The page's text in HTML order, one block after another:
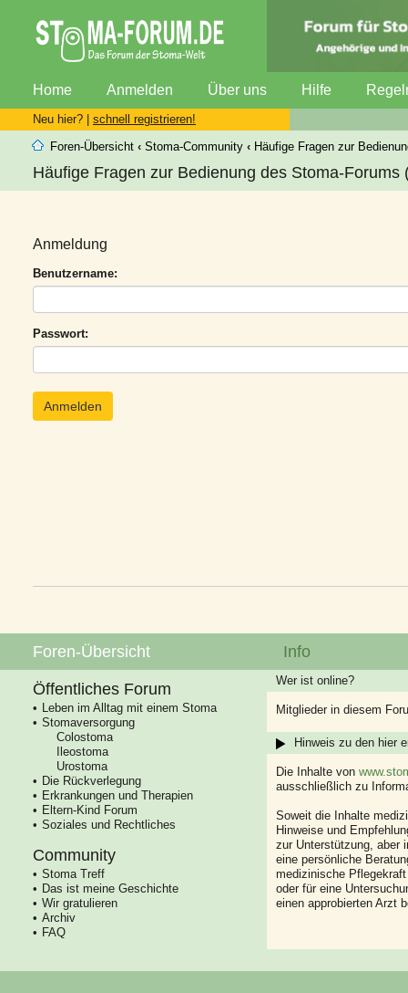
Home Anmelden Über uns Hilfe
Neu hier? | schnell registrieren!
Foren-Übersicht ‹ Stoma-Community ‹ Häufige Fragen zur
Häufige Fragen zur Bedienung des Stoma-Forums
Anmeldung
Benutzername:
Passwort:
Foren-Übersicht
Öffentliches Forum
Leben im Alltag mit einem Stoma
Stomaversorgung
Colostoma
Ileostoma
Urostoma
Die Rückverlegung
Erkrankungen und Therapien
Eltern-Kind Forum
Soziales und Rechtliches
Community
Stoma Treff
Das ist meine Geschichte
Wir gratulieren
Archiv
FAQ
Info
Wer ist online?
Mitglieder in diesem
Hinweis zu den hier
Die Inhalte von
ausschließlich zu
Soweit die Inhalte
Hinweise und
zur Unterstützung, aber
eine persönliche
medizinische
oder für eine
einen approbierten Arzt